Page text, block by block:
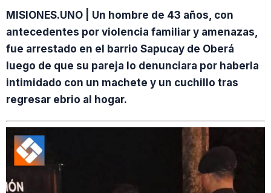
MISIONES.UNO | Un hombre de 43 años, con
antecedentes por violencia familiar y amenazas,
fue arrestado en el barrio Sapucay de Oberá
luego de que su pareja lo denunciara por haberla
intimidado con un machete y un cuchillo tras
regresar ebrio al hogar.